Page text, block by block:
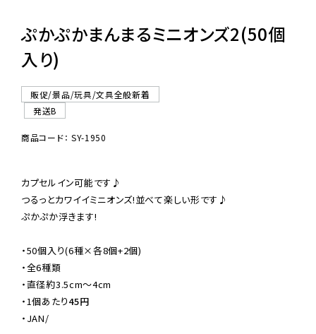
06-6282-7659
ぷかぷかまんまるミニオンズ2(50個
入り)
販促/景品/玩具/文具全般新着
発送B
商品コード： SY-1950
カプセルイン可能です♪
つるっとカワイイミニオンズ!並べて楽しい形です♪
ぷかぷか浮きます!
・50個入り(6種×各8個+2個)
・全6種類
・直径約3.5cm〜4cm
・1個あたり45円
・JAN/